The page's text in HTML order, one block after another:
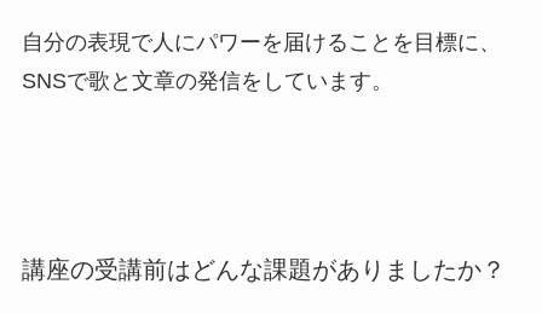
自分の表現で人にパワーを届けることを目標に、
SNSで歌と文章の発信をしています。
講座の受講前はどんな課題がありましたか？